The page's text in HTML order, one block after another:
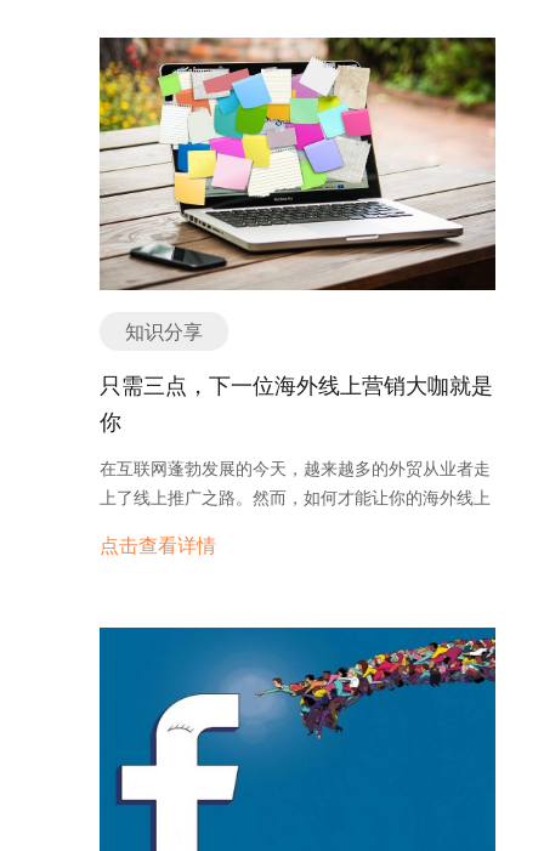
的网站，你需要的仅仅是那些有意向的客户来访问你
的网站。我们的工具会在潜在客户使用互联网的第一
刻就“盯”上 ，并以持续性的、针对性的广告和内容吸
引他们到你的网站上来，既节约成本，又实现效益最
大化。
知识分享
只需三点，下一位海外线上营销大咖就是
你
在互联网蓬勃发展的今天，越来越多的外贸从业者走
上了线上推广之路。然而，如何才能让你的海外线上
业总结三招注意事项，为你的海外推广保驾护航。
进行分析。根据调查显示，海外消费者的线上购物习
惯与我们国内大相径庭，他们习惯去搜索引擎、品牌
官网、甚至视频网站上直接搜索商品相关信息，而不
是访问网购类平台。以法国、美国和新加坡为例，下
图展示的是这三国的消费者购物时，在不同类型网站
搜索商品信息的比例。 由此不难看出，如果你想在搜
点击查看详情